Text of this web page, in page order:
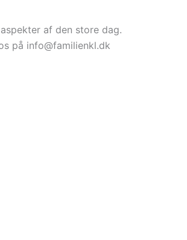
af den store dag.
på info@familienkl.dk